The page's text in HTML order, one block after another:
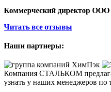
Коммерческий директор
Читать все отзывы
Наши партнеры:
Компания СТАЛЬКОМ
узнать у наших менеджеров по